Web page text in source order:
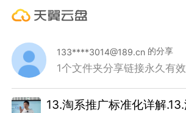
133****3014@189.cn 的分享
1个文件夹分享链接永久有效